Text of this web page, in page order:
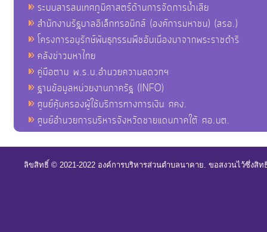
ระบบสารสนเทศภูมิศาสตร์ด้านการจัดการน้ำเสีย
สำนักงานรัฐบาลอิเล็กทรอนิกส์ (องค์การมหาชน) (สรอ.)
โครงการอนุรักษ์พันธุกรรมพืชอันเนื่องมาจากพระราชดำริ
คลังข่าวมหาไทย
คู่มือตาม พ.ร.บ.อำนวยความสดวกฯ
ฐานข้อมูลหน่วยงานภาครัฐ (INFO)
ศูนย์คุ้มครองผู้ใช้บริการทางการเงิน ศคง.
ศูนย์อำนวยการบริหารจังหวัดชายแดนภาคใต้ ศอ.บต.
ลิขสิทธิ์ © 2021-2022 องค์การบริหารส่วนตำบลนาคาย. ขอสงวนไว้ซึ่งสิ